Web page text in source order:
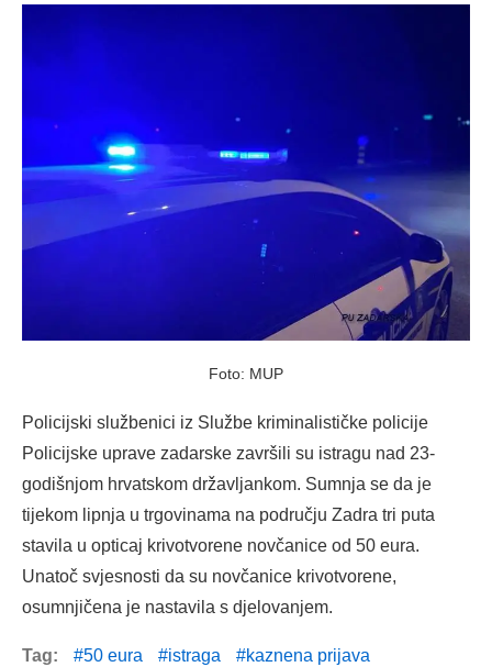
Foto: MUP
Policijski službenici iz Službe kriminalističke policije
Policijske uprave zadarske završili su istragu nad 23-
godišnjom hrvatskom državljankom. Sumnja se da je
tijekom lipnja u trgovinama na području Zadra tri puta
stavila u opticaj krivotvorene novčanice od 50 eura.
Unatoč svjesnosti da su novčanice krivotvorene,
osumnjičena je nastavila s djelovanjem.
Tag: 50 eura istraga
kaznena prijava